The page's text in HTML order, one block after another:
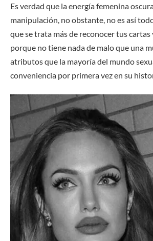
Es verdad que la energía femenina
manipulación, no obstante, no es así
que se trata más de reconocer tus cartas
porque no tiene nada de malo que una
atributos que la mayoría del mundo
conveniencia por primera vez en su